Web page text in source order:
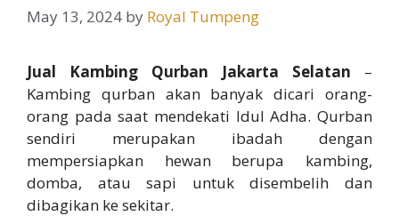
May 13, 2024 by Royal Tumpeng
Jual Kambing Qurban Jakarta Selatan –
Kambing qurban akan banyak dicari orang-
orang pada saat mendekati Idul Adha. Qurban
sendiri merupakan ibadah dengan
mempersiapkan hewan berupa kambing,
domba, atau sapi untuk disembelih dan
dibagikan ke sekitar.